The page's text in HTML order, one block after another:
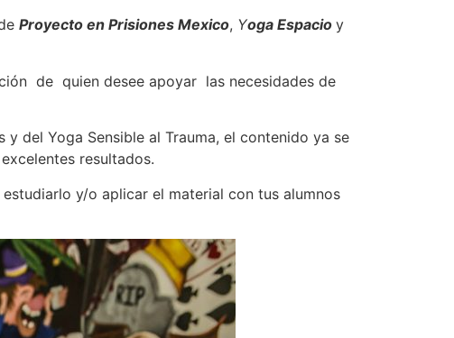
Proyecto en Prisiones Mexico, Yoga Espacio y
de quien desee apoyar las necesidades de
del Yoga Sensible al Trauma, el contenido ya se
resultados.
y/o aplicar el material con tus alumnos